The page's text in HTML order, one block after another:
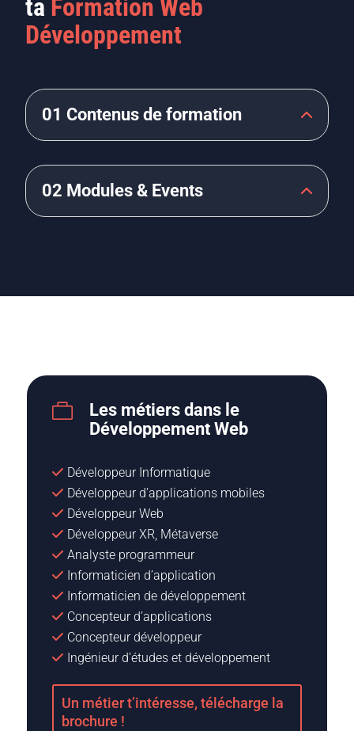
ta Formation Web
Développement
01 Contenus de formation
02 Modules & Events

Les métiers dans le
Développement Web
Développeur Informatique
Développeur d’applications mobiles
Développeur Web
Développeur XR, Métaverse
Analyste programmeur
Informaticien d’application
Informaticien de développement
Concepteur d’applications
Concepteur développeur
Ingénieur d’études et développement
Un métier t’intéresse, télécharge la
brochure !